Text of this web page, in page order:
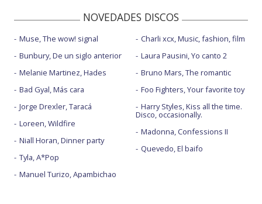
NOVEDADES DISCOS
Muse, The wow! signal
Bunbury, De un siglo anterior
Melanie Martinez, Hades
Bad Gyal, Más cara
Jorge Drexler, Taracá
Loreen, Wildfire
Niall Horan, Dinner party
Tyla, A*Pop
Manuel Turizo, Apambichao
Charli xcx, Music, fashion, film
Laura Pausini, Yo canto 2
Bruno Mars, The romantic
Foo Fighters, Your favorite toy
Harry Styles, Kiss all the time.
Disco, occasionally.
Madonna, Confessions II
Quevedo, El baifo